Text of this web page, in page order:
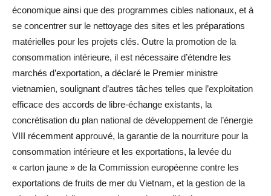
économique ainsi que des programmes cibles nationaux, et à
se concentrer sur le nettoyage des sites et les préparations
matérielles pour les projets clés. Outre la promotion de la
consommation intérieure, il est nécessaire d’étendre les
marchés d’exportation, a déclaré le Premier ministre
vietnamien, soulignant d’autres tâches telles que l’exploitation
efficace des accords de libre-échange existants, la
concrétisation du plan national de développement de l’énergie
VIII récemment approuvé, la garantie de la nourriture pour la
consommation intérieure et les exportations, la levée du
« carton jaune » de la Commission européenne contre les
exportations de fruits de mer du Vietnam, et la gestion de la